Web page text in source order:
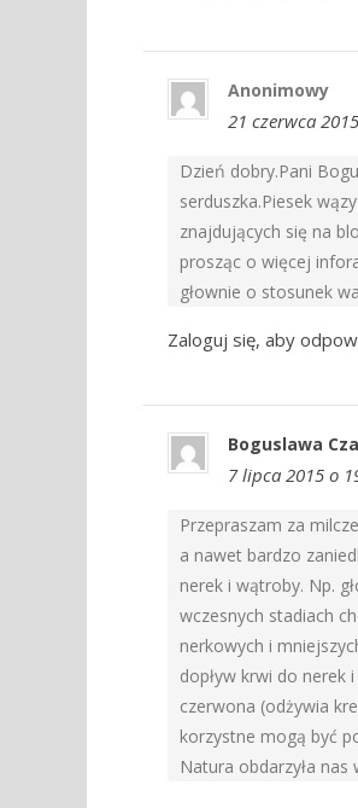
Anonimowy
21 czerwca
Dzień dobry.Pani
serduszka.Piesek
znajdujących się na
prosząc o więcej
głownie o stosunek
Zaloguj się, aby
Boguslawa
7 lipca 2015 o
Przepraszam za
a nawet bardzo
nerek i wątroby. Np.
wczesnych stadiach
nerkowych i
dopływ krwi do nerek
czerwona (odżywia
korzystne mogą być
Natura obdarzyła